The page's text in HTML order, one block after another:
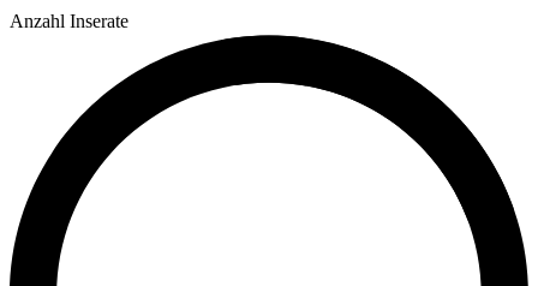
Anzahl Inserate